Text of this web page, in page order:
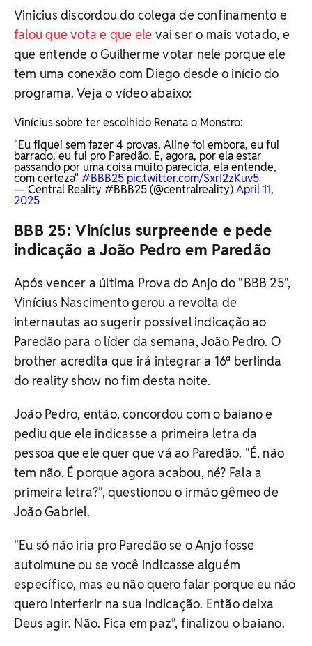
Vinicius discordou do colega de confinamento e
falou que vota e que ele vai ser o mais votado, e
que entende o Guilherme votar nele porque ele
tem uma conexão com Diego desde o início do
programa. Veja o vídeo abaixo:
Vinícius sobre ter escolhido Renata o Monstro:
"Eu fiquei sem fazer 4 provas, Aline foi embora, eu fui
barrado, eu fui pro Paredão. E, agora, por ela estar
passando por uma coisa muito parecida, ela entende,
com certeza" #BBB25 pic.twitter.com/SxrI2zKuv5
— Central Reality #BBB25 (@centralreality)April 11,
2025
BBB 25: Vinícius surpreende e pede
indicação a João Pedro em Paredão
Após vencer a última Prova do Anjo do "BBB 25",
Vinícius Nascimento gerou a revolta de
internautas ao sugerir possível indicação ao
Paredão para o líder da semana, João Pedro. O
brother acredita que irá integrar a 16ª berlinda
do reality show no fim desta noite.
João Pedro, então, concordou com o baiano e
pediu que ele indicasse a primeira letra da
pessoa que ele quer que vá ao Paredão. "É, não
tem não. É porque agora acabou, né? Fala a
primeira letra?", questionou o irmão gêmeo de
João Gabriel.
"Eu só não iria pro Paredão se o Anjo fosse
autoimune ou se você indicasse alguém
específico, mas eu não quero falar porque eu não
quero interferir na sua indicação. Então deixa
Deus agir. Não. Fica em paz", finalizou o baiano.